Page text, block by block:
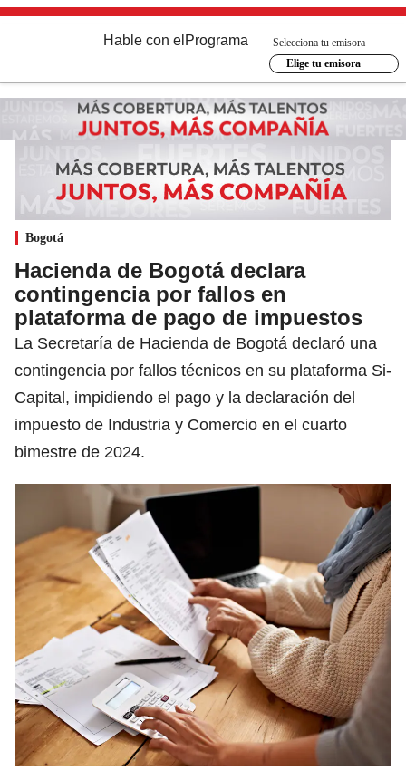
Hable con el Programa
Selecciona tu emisora
Elige tu emisora
Bogotá
Hacienda de Bogotá declara
contingencia por fallos en
plataforma de pago de impuestos
La Secretaría de Hacienda de Bogotá declaró una
contingencia por fallos técnicos en su plataforma Si-
Capital, impidiendo el pago y la declaración del
impuesto de Industria y Comercio en el cuarto
bimestre de 2024.